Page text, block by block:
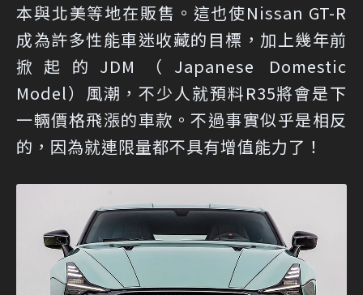
本與北美等地在販售。這也使Nissan GT-R
成為許多性能車迷收藏的目標，加上幾年前
掀起的JDM（Japanese Domestic
Model）風潮，不少人就預料R35將會是下
一輛價格飛漲的車款。不過事實似乎是相反
的，因為就連限量都不具有增值能力了！